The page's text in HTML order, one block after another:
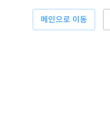
메인으로 이동